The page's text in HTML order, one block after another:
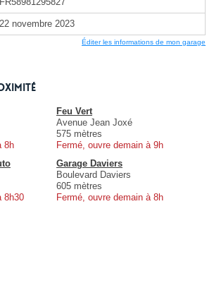
22 novembre 2023
Éditer les informations de mon garage
8h
Feu Vert
Avenue Jean Joxé
575 mètres
Fermé, ouvre demain à 9h
8h30
Garage Daviers
Boulevard Daviers
605 mètres
Fermé, ouvre demain à 8h